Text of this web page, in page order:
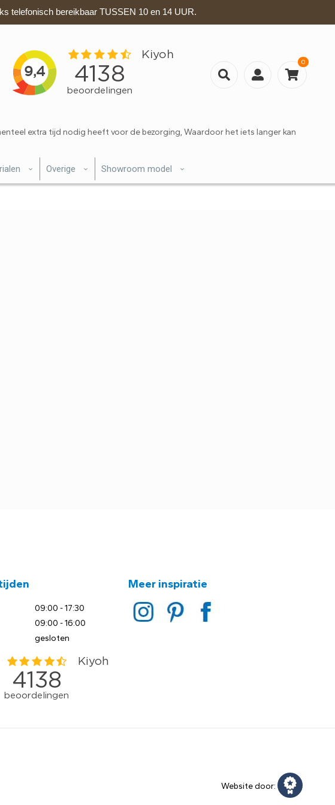
telefonisch bereikbaar TUSSEN 10 en 14 UUR.
0
extra tijd nodig heeft voor de bezorging, Waardoor het iets langer kan
Overige Showroom model
09:00 - 17:30
09:00 - 16:00
gesloten
Meer inspiratie
Website door: